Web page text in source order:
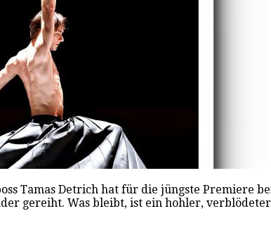
Tamas Detrich hat für die jüngste
gereiht. Was bleibt, ist ein hohler,